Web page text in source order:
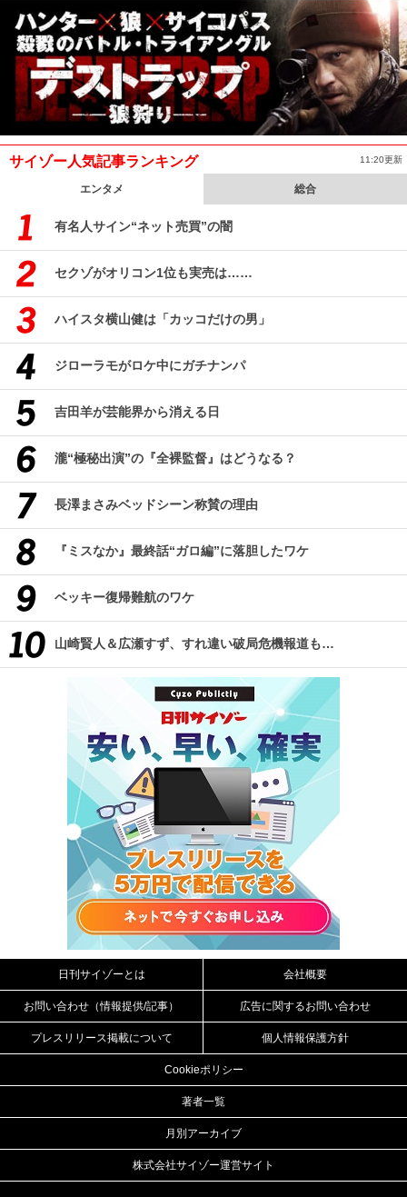
サイゾー人気記事ランキング 11:20更新
エンタメ 総合
有名人サイン“ネット売買”の闇
セクゾがオリコン1位も実売は……
ハイスタ横山健は「カッコだけの男」
ジローラモがロケ中にガチナンパ
吉田羊が芸能界から消える日
瀧“極秘出演”の『全裸監督』はどうなる？
長澤まさみベッドシーン称賛の理由
『ミスなか』最終話“ガロ編”に落胆したワケ
ベッキー復帰難航のワケ
山崎賢人＆広瀬すず、すれ違い破局危機報道も…
日刊サイゾーとは 会社概要
お問い合わせ（情報提供/記事） 広告に関するお問い合わせ
プレスリリース掲載について 個人情報保護方針
Cookieポリシー
著者一覧
月別アーカイブ
株式会社サイゾー運営サイト